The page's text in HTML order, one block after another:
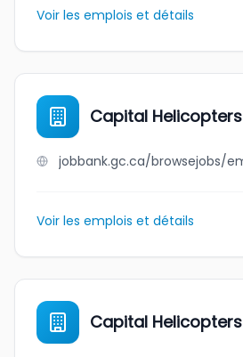
Voir les emplois et détails
Capital Helicopters
Voir les emplois et détails
Capital Helicopters